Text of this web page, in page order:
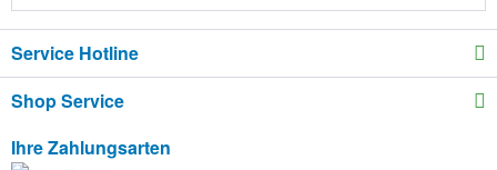
Service Hotline
Shop Service
Ihre Zahlungsarten